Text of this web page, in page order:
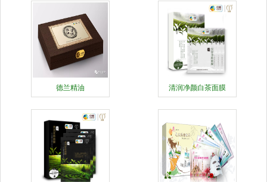
德兰精油 清润净颜白茶面膜